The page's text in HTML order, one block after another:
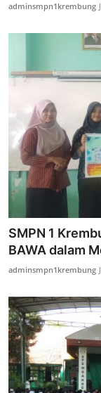
adminsmpn1krembung
SMPN 1
BAWA dalam
adminsmpn1krembung